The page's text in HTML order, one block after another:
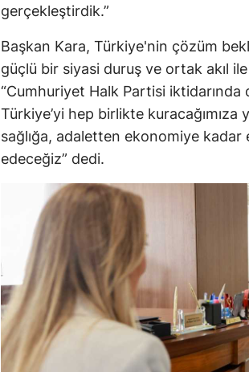
gerçekleştirdik.”
Başkan Kara, Türkiye'nin çözüm
güçlü bir siyasi duruş ve ortak akıl
“Cumhuriyet Halk Partisi
Türkiye’yi hep birlikte
sağlığa, adaletten ekonomiye
edeceğiz” dedi.